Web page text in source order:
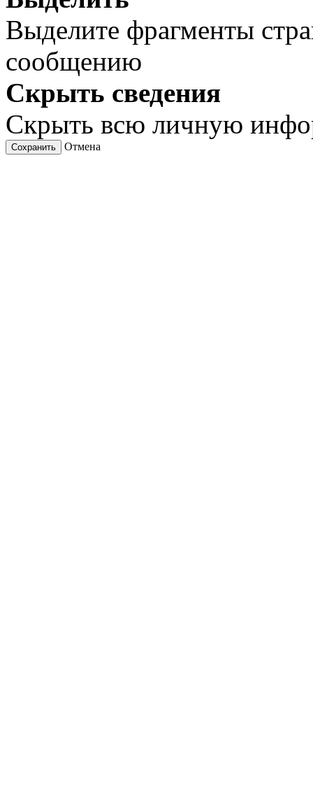
Выделите фрагменты
сообщению
Скрыть сведения
Скрыть всю личную
Сохранить Отмена